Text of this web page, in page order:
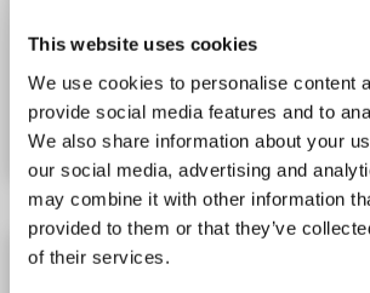
This website uses cookies
We use cookies to personalise content
provide social media features and to
We also share information about your
our social media, advertising and
may combine it with other information
provided to them or that they’ve
of their services.
N° du produit ABIN6963321
Fiche technique
Lactate Dehydrogenase A Kit